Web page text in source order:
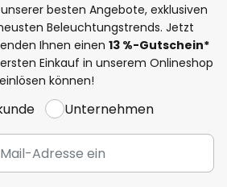
besten Angebote, exklusiven
Beleuchtungstrends. Jetzt
Ihnen einen 13 %-Gutschein*
Einkauf in unserem Onlineshop
einlösen können!
Unternehmen